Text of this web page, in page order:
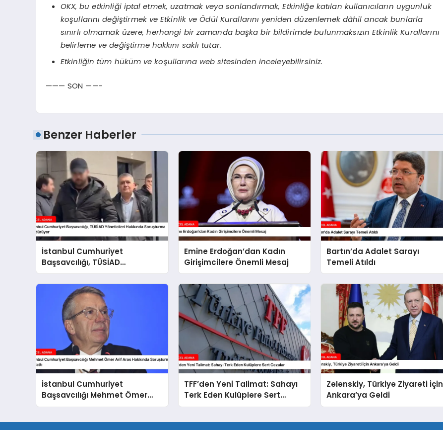
OKX, bu etkinliği iptal etmek, uzatmak veya sonlandırmak, Etkinliğe katılan kullanıcıların uygunluk
koşullarını değiştirmek ve Etkinlik ve Ödül Kurallarını yeniden düzenlemek dâhil ancak bunlarla
sınırlı olmamak üzere, herhangi bir zamanda başka bir bildirimde bulunmaksızın Etkinlik Kurallarını
belirleme ve değiştirme hakkını saklı tutar.
Etkinliğin tüm hüküm ve koşullarına web sitesinden inceleyebilirsiniz.
——— SON ——-
Benzer Haberler
İstanbul Cumhuriyet
Başsavcılığı, TÜSİAD
Yöneticileri Hakkında
Soruşturma Sürdürüyor
Emine Erdoğan’dan Kadın
Girişimcilere Önemli Mesaj
Bartın’da Adalet Sarayı
Temeli Atıldı
İstanbul Cumhuriyet
Başsavcılığı Mehmet Ömer
Arif Aras Hakkında
TFF’den Yeni Talimat: Sahayı
Terk Eden Kulüplere Sert
Cezalar
Zelenskiy, Türkiye Ziyareti İçin
Ankara’ya Geldi